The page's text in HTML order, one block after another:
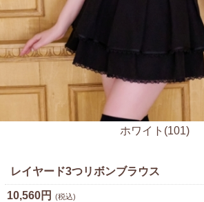
ホワイト(101)
レイヤード3つリボンブラウス
10,560円 (税込)